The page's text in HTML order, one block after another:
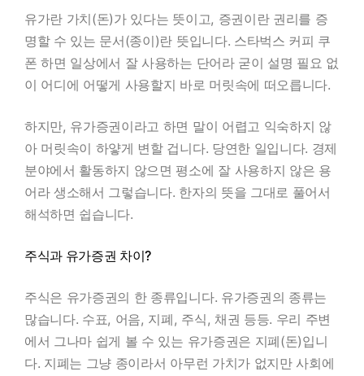
유가란 가치(돈)가 있다는 뜻이고, 증권이란 권리를 증
명할 수 있는 문서(종이)란 뜻입니다. 스타벅스 커피 쿠
폰 하면 일상에서 잘 사용하는 단어라 굳이 설명 필요 없
이 어디에 어떻게 사용할지 바로 머릿속에 떠오릅니다.
하지만, 유가증권이라고 하면 말이 어렵고 익숙하지 않
아 머릿속이 하얗게 변할 겁니다. 당연한 일입니다. 경제
분야에서 활동하지 않으면 평소에 잘 사용하지 않은 용
어라 생소해서 그렇습니다. 한자의 뜻을 그대로 풀어서
해석하면 쉽습니다.
주식과 유가증권 차이?
주식은 유가증권의 한 종류입니다. 유가증권의 종류는
많습니다. 수표, 어음, 지폐, 주식, 채권 등등. 우리 주변
에서 그나마 쉽게 볼 수 있는 유가증권은 지폐(돈)입니
다. 지폐는 그냥 종이라서 아무런 가치가 없지만 사회에